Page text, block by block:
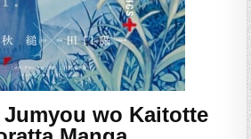
Jumyou wo Kaitotte